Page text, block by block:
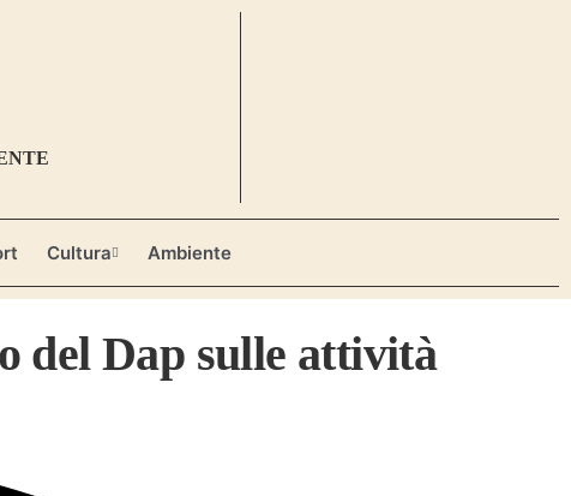
Cultura Ambiente
del Dap sulle attività